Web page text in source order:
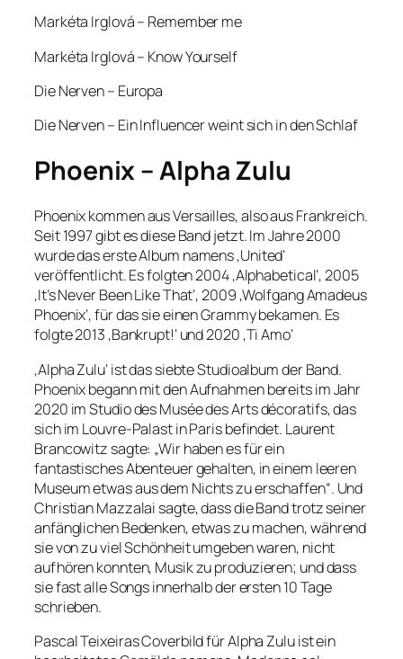
Markéta Irglová – Remember me
Markéta Irglová – Know Yourself
Die Nerven – Europa
Die Nerven – Ein Influencer weint sich in den Schlaf
Phoenix – Alpha Zulu
Phoenix kommen aus Versailles, also aus Frankreich.
Seit 1997 gibt es diese Band jetzt. Im Jahre 2000
wurde das erste Album namens ‚United‘
veröffentlicht. Es folgten 2004 ‚Alphabetical‘, 2005
‚It’s Never Been Like That‘, 2009 ‚Wolfgang Amadeus
Phoenix‘, für das sie einen Grammy bekamen. Es
folgte 2013 ‚Bankrupt!‘ und 2020 ‚Ti Amo‘
‚Alpha Zulu‘ ist das siebte Studioalbum der Band.
Phoenix begann mit den Aufnahmen bereits im Jahr
2020 im Studio des Musée des Arts décoratifs, das
sich im Louvre-Palast in Paris befindet. Laurent
Brancowitz sagte: „Wir haben es für ein
fantastisches Abenteuer gehalten, in einem leeren
Museum etwas aus dem Nichts zu erschaffen“. Und
Christian Mazzalai sagte, dass die Band trotz seiner
anfänglichen Bedenken, etwas zu machen, während
sie von zu viel Schönheit umgeben waren, nicht
aufhören konnten, Musik zu produzieren; und dass
sie fast alle Songs innerhalb der ersten 10 Tage
schrieben.
Pascal Teixeiras Coverbild für Alpha Zulu ist ein